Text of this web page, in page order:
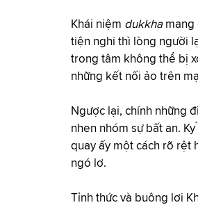
Khái niệm dukkhamang
tiện nghi thì lòng người
trong tâm không thể bị
những kết nối ảo trên
Ngược lại, chính những
nhen nhóm sự bất an.
quay ấy một cách rõ rệt
ngó lơ.
Tỉnh thức và buông lơi